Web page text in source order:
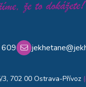
702 00 Ostrava-Přívoz